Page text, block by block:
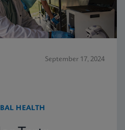
September 17, 2024
HEALTH